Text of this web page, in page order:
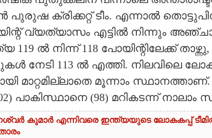
പുരുഷ ക്രിക്കറ്റ് ടീം. എന്നാൽ
വ്യത്യാസം എട്ടിൽ നിന്നും
ൽ നിന്ന് 118 പോയിന്റിലേക്ക്
113 ൽ എത്തി. നിലവിലെ
മാറ്റമില്ലാതെ മൂന്നാം
പാകിസ്ഥാനെ (98) മറികടന്ന്
കുമാർ എന്നിവരെ ഇന്ത്യയുടെ ലോകകപ്പ്